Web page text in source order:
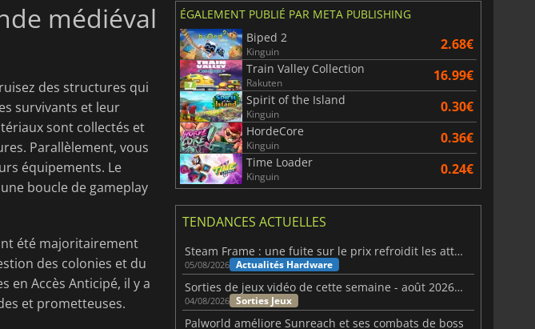
médiéval
des structures qui
survivants et leur
sont collectés et
Parallèlement, vous
équipements. Le
boucle de gameplay
été majoritairement
des colonies et du
en Accès Anticipé, il y a
et prometteuses.
ÉGALEMENT PUBLIÉ PAR META PUBLISHING
Biped 2
Kinguin 2.68€
Train Valley Collection
Rakuten 16.99€
Spirit of the Island
Kinguin 0.30€
HordeCore
Kinguin 0.36€
Time Loader
Kinguin 0.24€
TENDANCES ACTUELLES
Steam Frame : une fuite sur le prix refroidit les attentes VR
05/08/2026 Actualités Hardware
Sorties de jeux vidéo de cette semaine - août 2026 (semaine 32)
04/08/2026 Sorties Jeux
Palworld améliore Sunreach et ses combats de boss